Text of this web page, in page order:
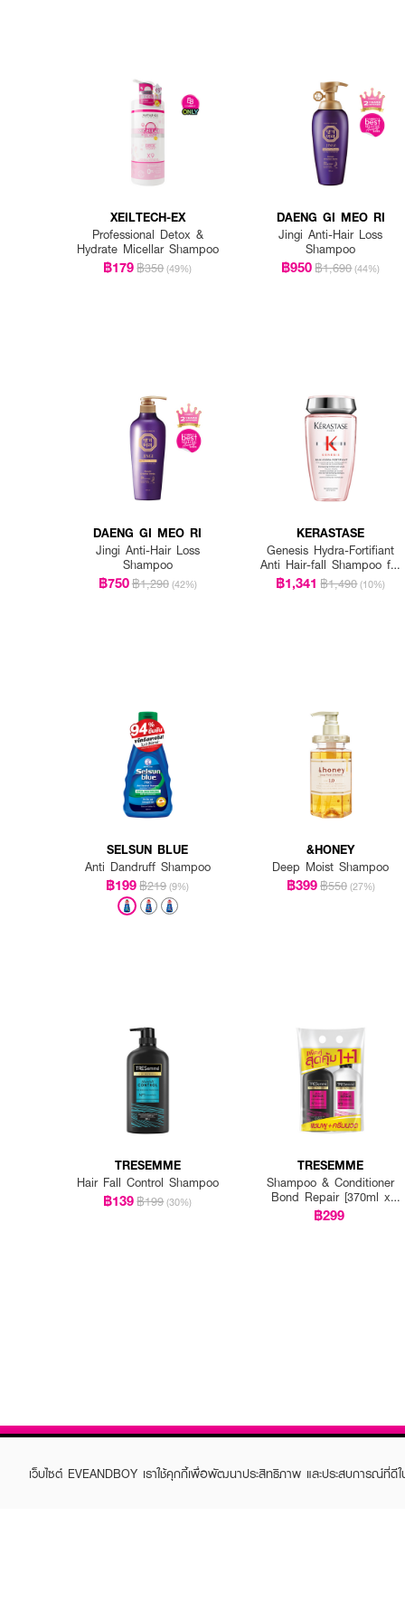
XEILTECH-EX
Professional Detox &
Hydrate Micellar Shampoo
฿179฿350 (49%)
DAENG GI MEO RI
Jingi Anti-Hair Loss
Shampoo
฿950฿1,690 (44%)
DAENG GI MEO RI
Jingi Anti-Hair Loss
Shampoo
฿750฿1,290 (42%)
KERASTASE
Genesis Hydra-Fortifiant
Anti Hair-fall Shampoo for
Fine Hair
฿1,341 ฿1,490 (10%)
SELSUN BLUE
Anti Dandruff Shampoo
฿199฿219 (9%)
&HONEY
Deep Moist Shampoo
฿399฿550 (27%)
TRESEMME
Hair Fall Control Shampoo
฿139฿199 (30%)
TRESEMME
Shampoo & Conditioner
Bond Repair [370ml x
2pcs]
฿299
เว็บไซต์ EVEANDBOY เราใช้คุกกี้เพื่อพัฒนาประสิทธิภาพ และประสบการณ์ที่